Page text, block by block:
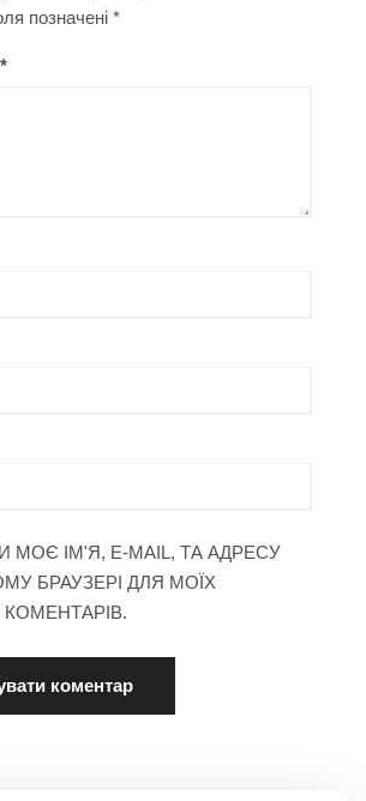
позначені *
МОЄ ІМ'Я, E-MAIL, ТА АДРЕСУ
БРАУЗЕРІ ДЛЯ МОЇХ